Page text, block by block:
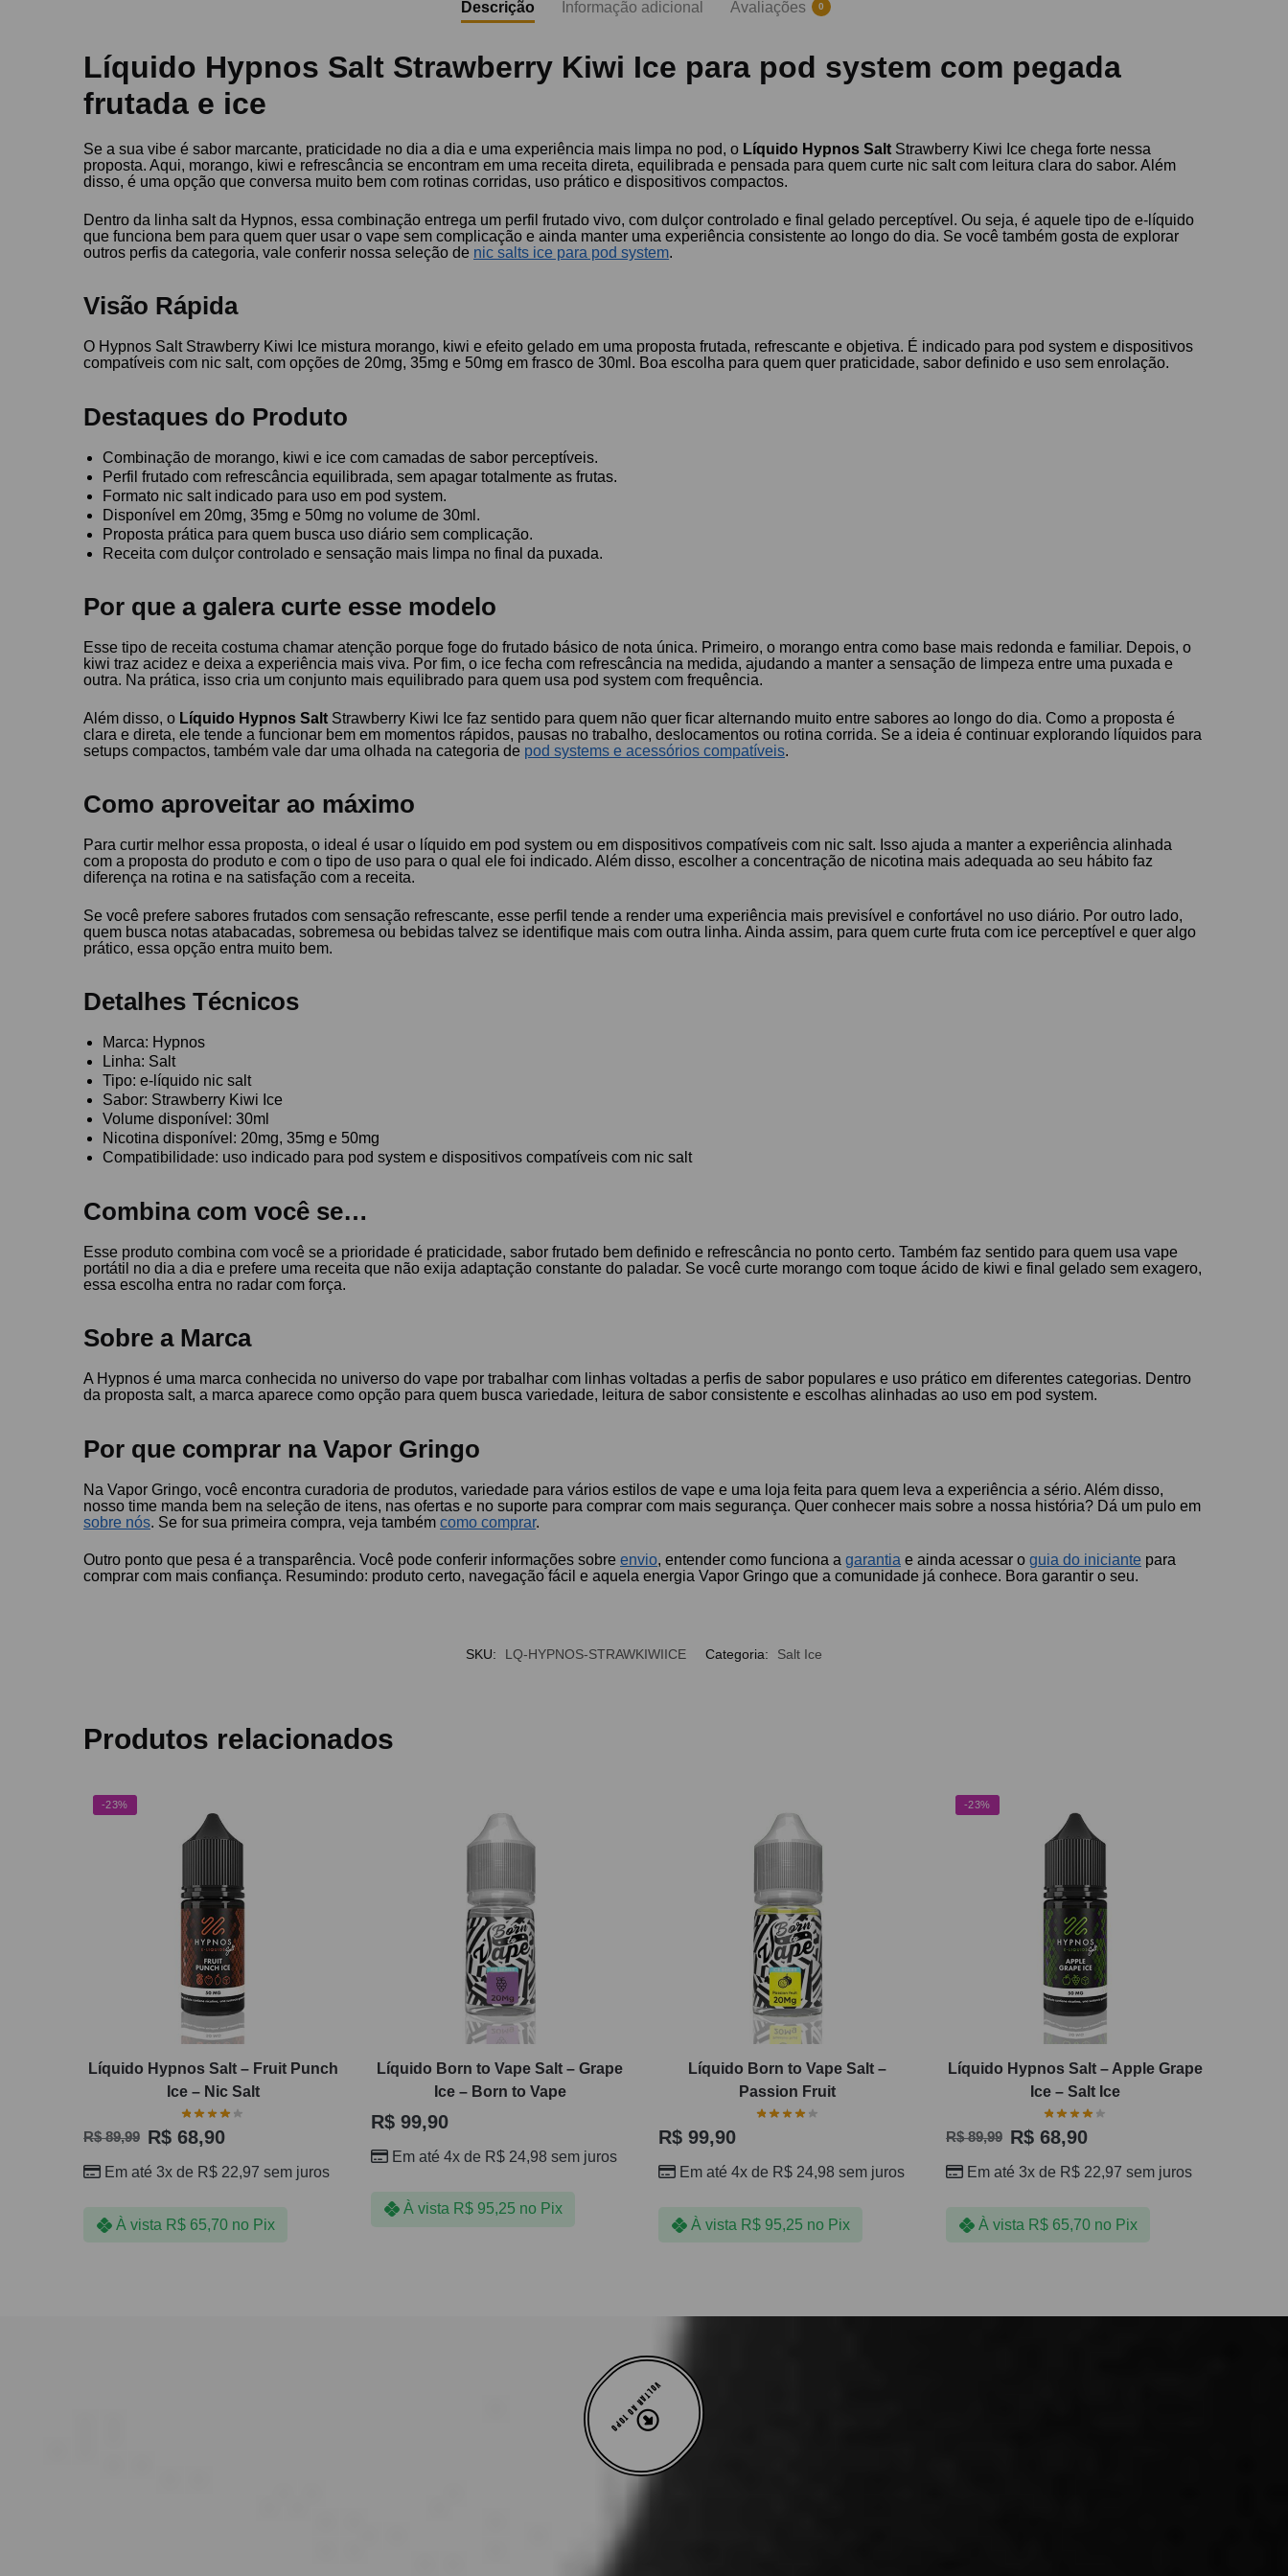
Descrição Informação adicional Avaliações 0
Líquido Hypnos Salt Strawberry Kiwi Ice para pod system com pegada
frutada e ice
Se a sua vibe é sabor marcante, praticidade no dia a dia e uma experiência mais limpa no pod, o Líquido Hypnos Salt Strawberry Kiwi Ice chega forte nessa
proposta. Aqui, morango, kiwi e refrescância se encontram em uma receita direta, equilibrada e pensada para quem curte nic salt com leitura clara do sabor. Além
disso, é uma opção que conversa muito bem com rotinas corridas, uso prático e dispositivos compactos.
Dentro da linha salt da Hypnos, essa combinação entrega um perfil frutado vivo, com dulçor controlado e final gelado perceptível. Ou seja, é aquele tipo de e-líquido
que funciona bem para quem quer usar o vape sem complicação e ainda manter uma experiência consistente ao longo do dia. Se você também gosta de explorar
outros perfis da categoria, vale conferir nossa seleção de nic salts ice para pod system.
Visão Rápida
O Hypnos Salt Strawberry Kiwi Ice mistura morango, kiwi e efeito gelado em uma proposta frutada, refrescante e objetiva. É indicado para pod system e dispositivos
compatíveis com nic salt, com opções de 20mg, 35mg e 50mg em frasco de 30ml. Boa escolha para quem quer praticidade, sabor definido e uso sem enrolação.
Destaques do Produto
Combinação de morango, kiwi e ice com camadas de sabor perceptíveis.
Perfil frutado com refrescância equilibrada, sem apagar totalmente as frutas.
Formato nic salt indicado para uso em pod system.
Disponível em 20mg, 35mg e 50mg no volume de 30ml.
Proposta prática para quem busca uso diário sem complicação.
Receita com dulçor controlado e sensação mais limpa no final da puxada.
Por que a galera curte esse modelo
Esse tipo de receita costuma chamar atenção porque foge do frutado básico de nota única. Primeiro, o morango entra como base mais redonda e familiar. Depois, o
kiwi traz acidez e deixa a experiência mais viva. Por fim, o ice fecha com refrescância na medida, ajudando a manter a sensação de limpeza entre uma puxada e
outra. Na prática, isso cria um conjunto mais equilibrado para quem usa pod system com frequência.
Além disso, o Líquido Hypnos Salt Strawberry Kiwi Ice faz sentido para quem não quer ficar alternando muito entre sabores ao longo do dia. Como a proposta é
clara e direta, ele tende a funcionar bem em momentos rápidos, pausas no trabalho, deslocamentos ou rotina corrida. Se a ideia é continuar explorando líquidos para
setups compactos, também vale dar uma olhada na categoria de pod systems e acessórios compatíveis.
Como aproveitar ao máximo
Para curtir melhor essa proposta, o ideal é usar o líquido em pod system ou em dispositivos compatíveis com nic salt. Isso ajuda a manter a experiência alinhada
com a proposta do produto e com o tipo de uso para o qual ele foi indicado. Além disso, escolher a concentração de nicotina mais adequada ao seu hábito faz
diferença na rotina e na satisfação com a receita.
Se você prefere sabores frutados com sensação refrescante, esse perfil tende a render uma experiência mais previsível e confortável no uso diário. Por outro lado,
quem busca notas atabacadas, sobremesa ou bebidas talvez se identifique mais com outra linha. Ainda assim, para quem curte fruta com ice perceptível e quer algo
prático, essa opção entra muito bem.
Detalhes Técnicos
Marca: Hypnos
Linha: Salt
Tipo: e-líquido nic salt
Sabor: Strawberry Kiwi Ice
Volume disponível: 30ml
Nicotina disponível: 20mg, 35mg e 50mg
Compatibilidade: uso indicado para pod system e dispositivos compatíveis com nic salt
Combina com você se…
Esse produto combina com você se a prioridade é praticidade, sabor frutado bem definido e refrescância no ponto certo. Também faz sentido para quem usa vape
portátil no dia a dia e prefere uma receita que não exija adaptação constante do paladar. Se você curte morango com toque ácido de kiwi e final gelado sem exagero,
essa escolha entra no radar com força.
Sobre a Marca
A Hypnos é uma marca conhecida no universo do vape por trabalhar com linhas voltadas a perfis de sabor populares e uso prático em diferentes categorias. Dentro
da proposta salt, a marca aparece como opção para quem busca variedade, leitura de sabor consistente e escolhas alinhadas ao uso em pod system.
Por que comprar na Vapor Gringo
Na Vapor Gringo, você encontra curadoria de produtos, variedade para vários estilos de vape e uma loja feita para quem leva a experiência a sério. Além disso,
nosso time manda bem na seleção de itens, nas ofertas e no suporte para comprar com mais segurança. Quer conhecer mais sobre a nossa história? Dá um pulo em
sobre nós. Se for sua primeira compra, veja tambémcomo comprar.
Outro ponto que pesa é a transparência. Você pode conferir informações sobreenvio, entender como funciona agarantia e ainda acessar oguia do iniciante para
comprar com mais confiança. Resumindo: produto certo, navegação fácil e aquela energia Vapor Gringo que a comunidade já conhece. Bora garantir o seu.
SKU: LQ-HYPNOS-STRAWKIWIICE Categoria: Salt Ice
Produtos relacionados
-23%
Líquido Hypnos Salt – Fruit Punch
Ice – Nic Salt
R$89,99 R$ 68,90
Em até 3x de R$ 22,97 sem juros
À vista R$65,70 no Pix
Líquido Born to Vape Salt – Grape
Ice – Born to Vape
R$ 99,90
Em até 4x de R$ 24,98 sem juros
À vista R$95,25 no Pix
Líquido Born to Vape Salt –
Passion Fruit
R$99,90
Em até 4x de R$24,98 sem juros
À vista R$95,25 no Pix
-23%
Líquido Hypnos Salt – Apple Grape
Ice – Salt Ice
R$89,99 R$68,90
Em até 3x de R$22,97 sem juros
À vista R$65,70 no Pix
VOLTAR AO TOPO